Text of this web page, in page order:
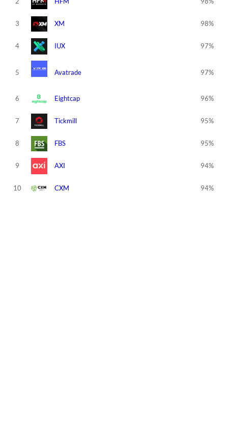
3 XM 98%
4 IUX 97%
5 Avatrade 97%
6 Eightcap 96%
7 Tickmill 95%
8 FBS 95%
9 AXI 94%
10 CXM 94%